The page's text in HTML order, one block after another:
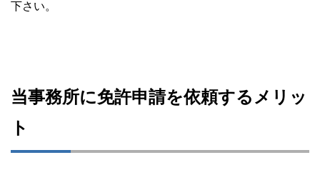
下さい。
当事務所に免許申請を依頼するメリッ
ト